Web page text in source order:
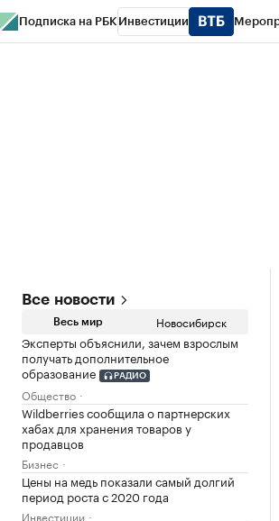
Подписка на РБК Инвестиции
Все новости
Весь мир Новосибирск
Эксперты объяснили, зачем взрослым
получать дополнительное
образование
РАДИО
Общество
Wildberries сообщила о партнерских
хабах для хранения товаров у
продавцов
Бизнес
Цены на медь показали самый долгий
период роста с 2020 года
Инвестиции